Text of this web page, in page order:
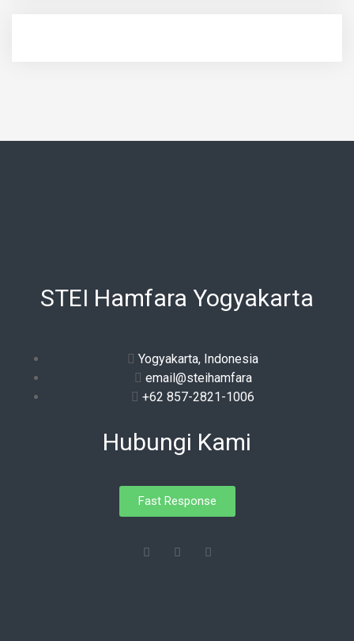
STEI Hamfara Yogyakarta
Yogyakarta, Indonesia
email@steihamfara
+62 857-2821-1006
Hubungi Kami
Fast Response